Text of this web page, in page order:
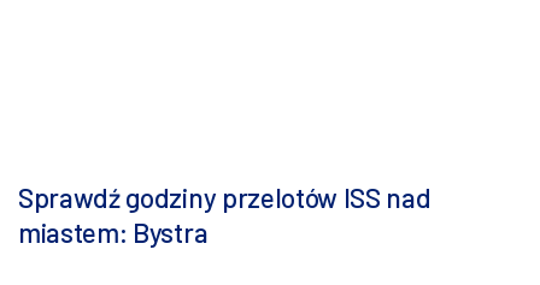
Sprawdź godziny przelotów ISS nad
miastem: Bystra